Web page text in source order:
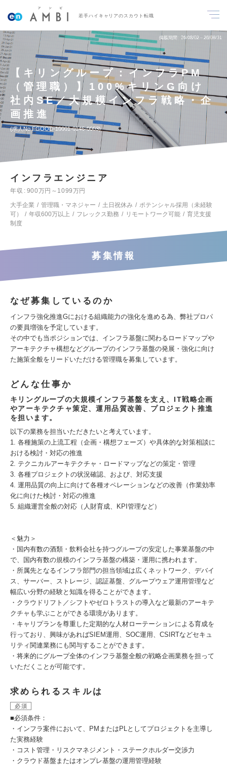
若手ハイキャリアのスカウト転職
掲載期間 26/08/02～26/08/31
【キリングループ：インフラPM
（管理職）】100%キリンG向け
社内SE／大規模インフラ戦略・企
画推進
求人No.FGOOD-10001-0146-0003
インフラエンジニア
年収
900万円～1099万円
大手企業
管理職・マネジャー 土日祝休み
ポテンシャル採用（未経験
可）
年収600万以上 フレックス勤務 リモートワーク可能
育児支援
制度
募集情報
なぜ募集しているのか
インフラ強化推進Gにおける組織能力の強化を進める為、弊社プロパ
の要員増強を予定しています。
その中でも当ポジションでは、インフラ基盤に関わるロードマップや
アーキテクチャ構想などグループのインフラ基盤の発展・強化に向け
た施策全般をリードいただける管理職を募集しています。
どんな仕事か
キリングループの大規模インフラ基盤を支え、IT戦略企画
やアーキテクチャ策定、運用品質改善、プロジェクト推進
を担います。
以下の業務を担当いただきたいと考えています。
1. 各種施策の上流工程（企画・構想フェーズ）や具体的な対策相談に
おける検討・対応の推進
2. テクニカルアーキテクチャ・ロードマップなどの策定・管理
3. 各種プロジェクトの状況確認、および、対応支援
4. 運用品質の向上に向けて各種オペレーションなどの改善（作業効率
化に向けた検討・対応の推進
5. 組織運営全般の対応（人財育成、KPI管理など）
＜魅力＞
・国内有数の酒類・飲料会社を持つグループの安定した事業基盤の中
で、国内有数の規模のインフラ基盤の構築・運用に携われます。
・所属先となるインフラ部門の担当領域は広くネットワーク、デバイ
ス、サーバー、ストレージ、認証基盤、グループウェア運用管理など
幅広い分野の経験と知識を得ることができます。
・クラウドリフト／シフトやゼロトラストの導入など最新のアーキテ
クチャも学ぶことができる環境があります。
・キャリプランを尊重した定期的な人材ローテーションによる育成を
行っており、興味があればSIEM運用、SOC運用、CSIRTなどセキュ
リティ関連業務にも関与することができます。
・将来的にグループ全体のインフラ基盤全般の戦略企画業務を担って
いただくことが可能です。
求められるスキルは
必須
■必須条件：
・インフラ案件において、PMまたはPLとしてプロジェクトを主導し
た実務経験
・コスト管理・リスクマネジメント・ステークホルダー交渉力
・クラウド基盤またはオンプレ基盤の運用管理経験